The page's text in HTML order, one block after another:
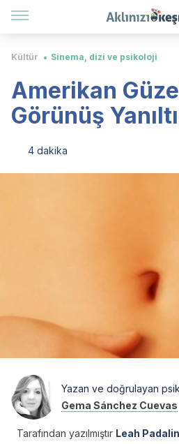
Kültür Sinema, dizi ve psikoloji
Amerikan
Görünüş
4 dakika
Yazan ve doğrulayan
Gema Sánchez Cuevas
Tarafından yazılmıştır Leah